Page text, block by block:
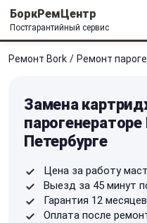
БоркРемЦентр
Постгарантийный сервис
Ремонт Bork / Ремонт
Замена
Петербурге
Цена за работу
Выезд за 45 минут
Гарантия 12
Оплата после